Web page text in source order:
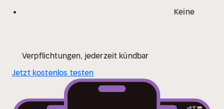
Keine
Verpflichtungen, jederzeit kündbar
Jetzt kostenlos testen